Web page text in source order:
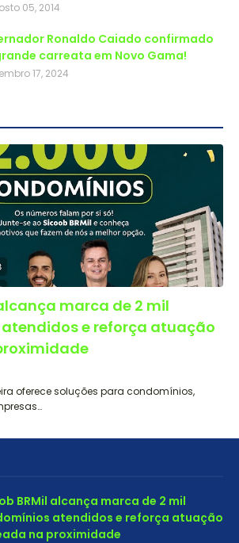
05, 2014
Ronaldo Caiado confirmado
carreata em Novo Gama!
17, 2024
marca de 2 mil
e reforça atuação
oferece soluções para condomínios,
BRMil alcança marca de 2 mil
atendidos e reforça atuação
na proximidade